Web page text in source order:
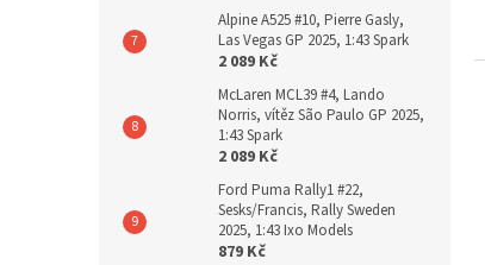
Alpine A525 #10, Pierre Gasly,
Las Vegas GP 2025, 1:43 Spark
2 089 Kč
McLaren MCL39 #4, Lando
Norris, vítěz São Paulo GP 2025,
1:43 Spark
2 089 Kč
Ford Puma Rally1 #22,
Sesks/Francis, Rally Sweden
2025, 1:43 Ixo Models
879 Kč